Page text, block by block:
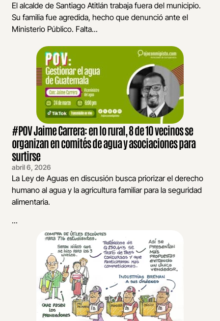
El alcalde de Santiago Atitlán trabaja fuera del municipio.
Su familia fue agredida, hecho que denunció ante el
Ministerio Público. Falta...
#POV Jaime Carrera: en lo rural, 8 de 10 vecinos se
organizan en comités de agua y asociaciones para
surtirse
abril 6, 2026
La Ley de Aguas en discusión busca priorizar el derecho
humano al agua y la agricultura familiar para la seguridad
alimentaria.
...